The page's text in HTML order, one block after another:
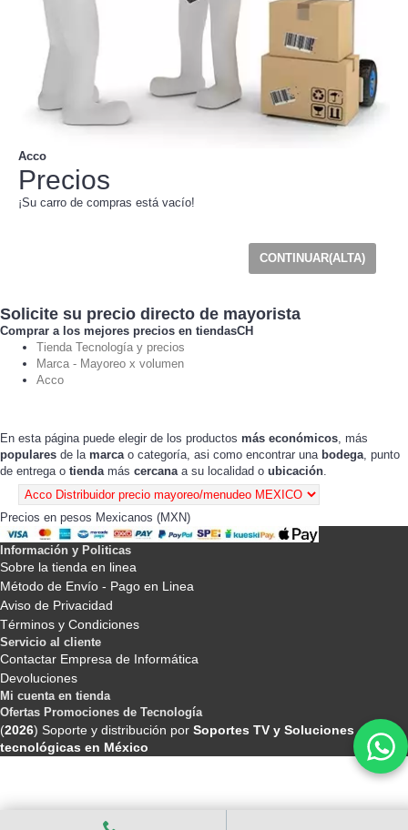
Acco
Precios
¡Su carro de compras está vacío!
CONTINUAR(ALTA)
Solicite su precio directo de mayorista
Comprar a los mejores precios en tiendasCH
Tienda Tecnología y precios
Marca - Mayoreo x volumen
Acco
En esta página puede elegir de los productos más económicos , más
populares de la marca o categoría, asi como encontrar una bodega , punto
de entrega o tienda más cercana a su localidad o ubicación
Precios en pesos Mexicanos (MXN)
Información y Politicas
Sobre la tienda en linea
Método de Envío - Pago en Linea
Aviso de Privacidad
Términos y Condiciones
Servicio al cliente
Contactar Empresa de Informática
Devoluciones
Mi cuenta en tienda
Ofertas Promociones de Tecnología
(2026) Soporte y distribución por Soportes TV y Soluciones
tecnológicas en México